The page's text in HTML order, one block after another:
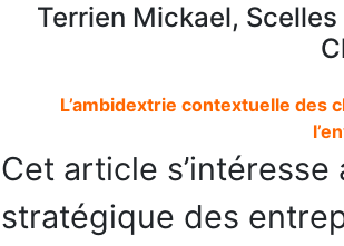
Terrien Mickael,
L’ambidextrie contextuelle des
Cet article
stratégique des